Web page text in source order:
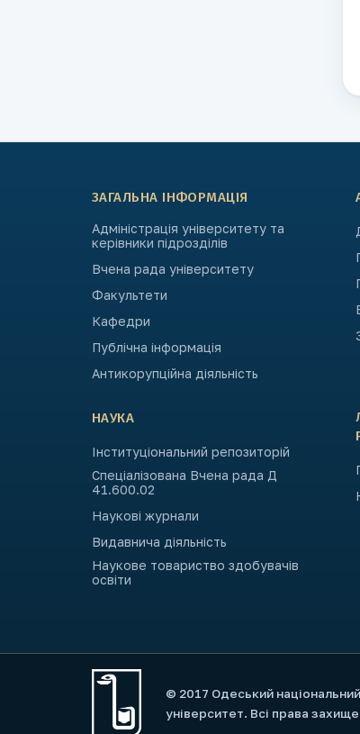
ЗАГАЛЬНА ІНФОРМАЦІЯ
Адміністрація університету та
керівники підрозділів
Вчена рада університету
Факультети
Кафедри
Публічна інформація
Антикорупційна діяльність
НАУКА
Інституціональний репозиторій
Спеціалізована Вчена рада Д
41.600.02
Наукові журнали
Видавнича діяльність
Наукове товариство здобувачів
освіти
© 2017 Одеський
університет. Всі права